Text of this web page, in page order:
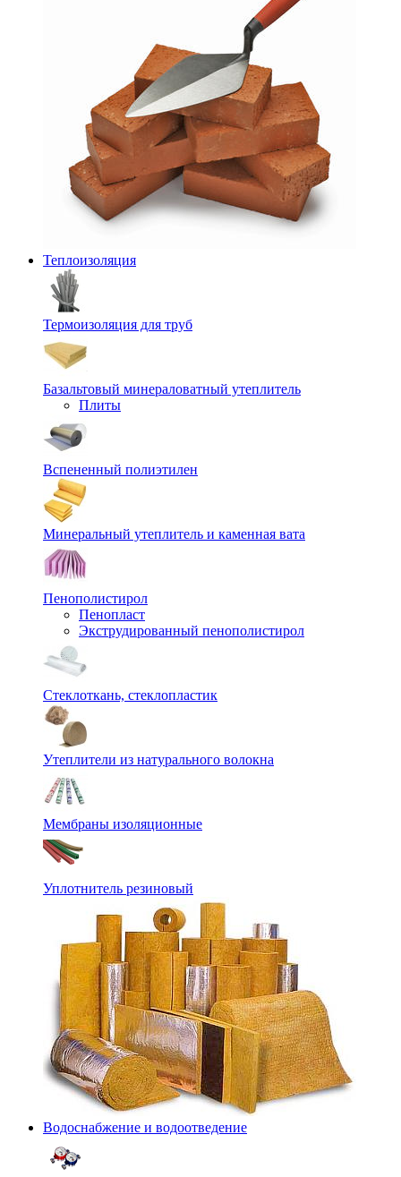
Теплоизоляция
Термоизоляция для труб
Базальтовый минераловатный утеплитель
Плиты
Вспененный полиэтилен
Минеральный утеплитель и каменная вата
Пенополистирол
Пенопласт
Экструдированный пенополистирол
Стеклоткань, стеклопластик
Утеплители из натурального волокна
Мембраны изоляционные
Уплотнитель резиновый
Водоснабжение и водоотведение